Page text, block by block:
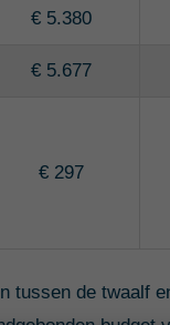
€ 5.380
€ 5.677
€ 297
tussen de twaalf